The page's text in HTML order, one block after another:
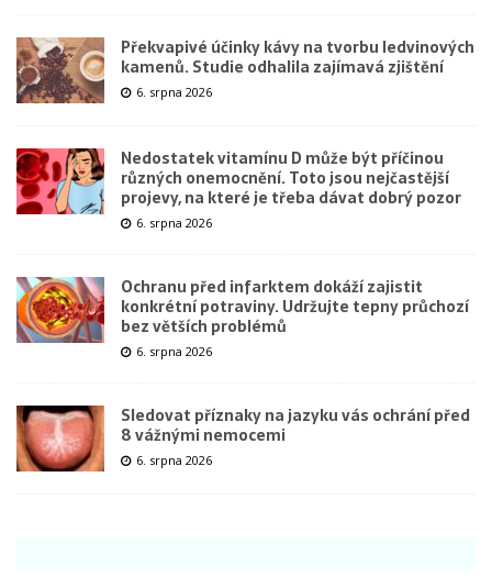
Překvapivé účinky kávy na tvorbu ledvinových
kamenů. Studie odhalila zajímavá zjištění
6. srpna 2026
Nedostatek vitamínu D může být příčinou
různých onemocnění. Toto jsou nejčastější
projevy, na které je třeba dávat dobrý pozor
6. srpna 2026
Ochranu před infarktem dokáží zajistit
konkrétní potraviny. Udržujte tepny průchozí
bez větších problémů
6. srpna 2026
Sledovat příznaky na jazyku vás ochrání před
8 vážnými nemocemi
6. srpna 2026